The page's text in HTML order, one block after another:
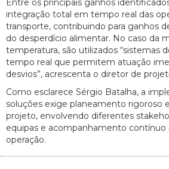
Entre os principais ganhos
integração total em tempo real das
transporte, contribuindo para ganhos
do desperdício alimentar. No caso da
temperatura, são utilizados “sistemas
tempo real que permitem atuação
desvios”, acrescenta o diretor de
Como esclarece Sérgio Batalha, a
soluções exige planeamento rigoroso
projeto, envolvendo diferentes
equipas e acompanhamento contínuo
operação.